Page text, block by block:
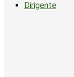
Dirigente